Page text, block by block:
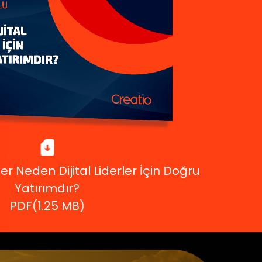
Neden Dijital Liderler İçin Doğru
Yatırımdır?
PDF(1.25 MB)